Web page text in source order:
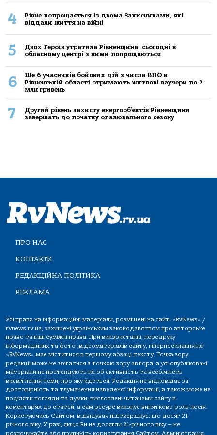
4
Рівне попрощається із двома Захисниками, які
віддали життя на війні
5
Двох Героїв утратила Рівненщина: сьогодні в
обласному центрі з ними попрощаються
6
Ще 6 учасників бойових дій з числа ВПО в
Рівненській області отримають житлові ваучери по 2
млн гривень
7
Другий рівень захисту енергооб’єктів Рівненщини
завершать до початку опалювального сезону
ПРО НАС
КОНТАКТИ
РЕДАКЦІЙНА ПОЛІТИКА
РЕКЛАМА
Усі права на інформаційні матеріали, розміщені на сайті «RvNews» /
rvnews.rv.ua, захищені українським законодавством про авторське
право та інші суміжні права. При використанні, передруку
інформаційних та фото-,відеоматеріалів сайту, гіперпосилання на
«RvNews» має міститися в першому абзаці тексту. Точка зору
редакції може не збігатися з точкою зору автора, а усі опубліковані
матеріали не претендують на об'єктивність та всебічність
висвітлення теми, про яку йдеться. Редакція не відповідає за
достовірність та тлумачення наведеної інформації, а також може не
поділяти погляди та думки, висловлені читачами сайту в
коментарях до статей, а сам ресурс виконує винятково роль носія.
Користуючись Сайтом, відвідувач підтверджує, що досяг 21-
річного віку. У разі, якщо Ви не досягли 21-річного віку — не
розпочинайте або припиніть користування Сайтом. Адміністрація